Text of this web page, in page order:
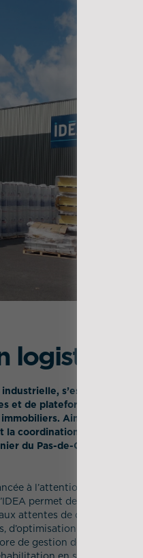
s’est inspiré de
et de plateformes pour
Ainsi, Bouygues
coordination des
du Pas-de-Calais, à partir
à l’attention des acteurs
permet de démontrer
attentes de ce nouveau
des coûts, de
de gestion des déchets.